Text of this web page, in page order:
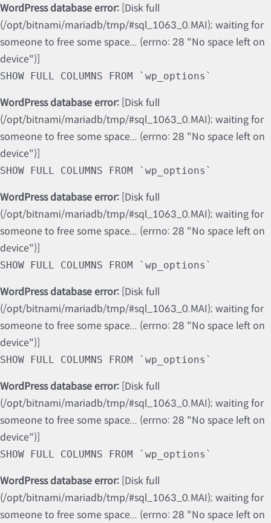
WordPress database error: [Disk full
(/opt/bitnami/mariadb/tmp/#sql_1063_0.MAI); waiting for
someone to free some space... (errno: 28 "No space left on
device")]
SHOW FULL COLUMNS FROM `wp_options`
WordPress database error: [Disk full
(/opt/bitnami/mariadb/tmp/#sql_1063_0.MAI); waiting for
someone to free some space... (errno: 28 "No space left on
device")]
SHOW FULL COLUMNS FROM `wp_options`
WordPress database error: [Disk full
(/opt/bitnami/mariadb/tmp/#sql_1063_0.MAI); waiting for
someone to free some space... (errno: 28 "No space left on
device")]
SHOW FULL COLUMNS FROM `wp_options`
WordPress database error: [Disk full
(/opt/bitnami/mariadb/tmp/#sql_1063_0.MAI); waiting for
someone to free some space... (errno: 28 "No space left on
device")]
SHOW FULL COLUMNS FROM `wp_options`
WordPress database error: [Disk full
(/opt/bitnami/mariadb/tmp/#sql_1063_0.MAI); waiting for
someone to free some space... (errno: 28 "No space left on
device")]
SHOW FULL COLUMNS FROM `wp_options`
WordPress database error: [Disk full
(/opt/bitnami/mariadb/tmp/#sql_1063_0.MAI); waiting for
someone to free some space... (errno: 28 "No space left on